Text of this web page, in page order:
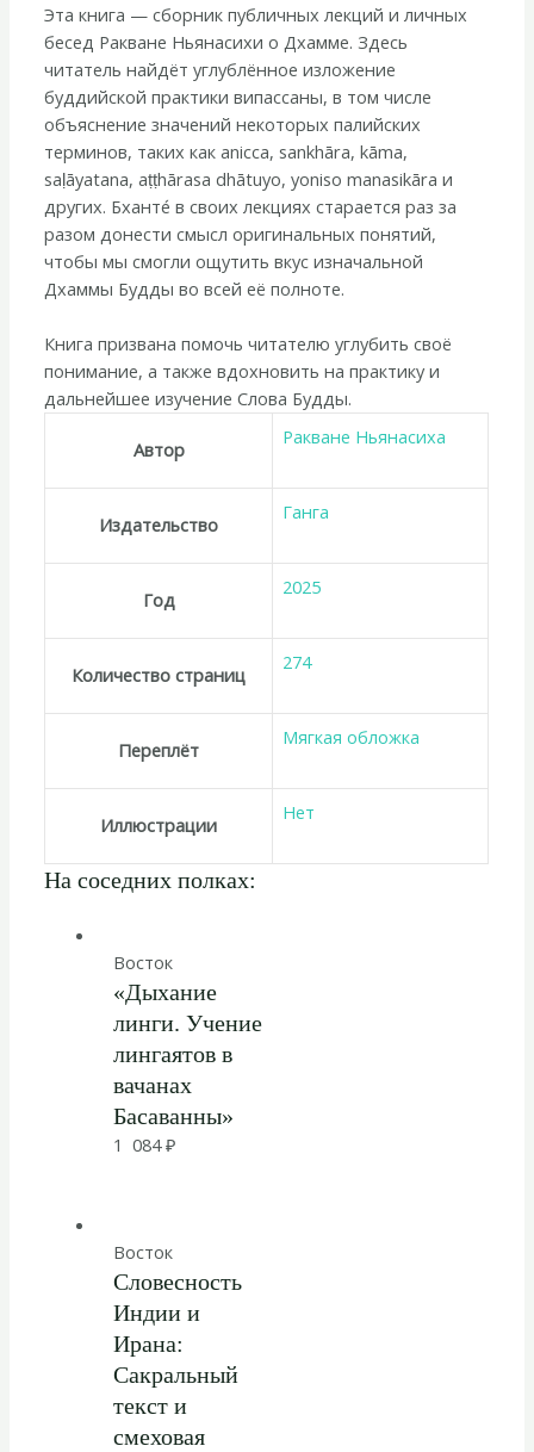
Эта книга — сборник публичных лекций и личных
бесед Ракване Ньянасихи о Дхамме. Здесь
читатель найдёт углублённое изложение
буддийской практики випассаны, в том числе
объяснение значений некоторых палийских
терминов, таких как anicca, sankhāra, kāma,
saḷāyatana, aṭṭhārasa dhātuyo, yoniso manasikāra и
других. Бханте́ в своих лекциях старается раз за
разом донести смысл оригинальных понятий,
чтобы мы смогли ощутить вкус изначальной
Дхаммы Будды во всей её полноте.
Книга призвана помочь читателю углубить своё
понимание, а также вдохновить на практику и
дальнейшее изучение Слова Будды.
Автор
Ракване Ньянасиха
Издательство
Ганга
Год
2025
Количество страниц
274
Переплёт
Мягкая обложка
Иллюстрации
Нет
На соседних полках:
Восток
«Дыхание
линги. Учение
лингаятов в
вачанах
Басаванны»
1 084₽
Восток
Словесность
Индии и
Ирана:
Сакральный
текст и
смеховая